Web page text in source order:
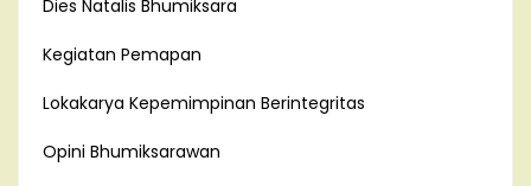
Dies Natalis Bhumiksara
Kegiatan Pemapan
Lokakarya Kepemimpinan Berintegritas
Opini Bhumiksarawan